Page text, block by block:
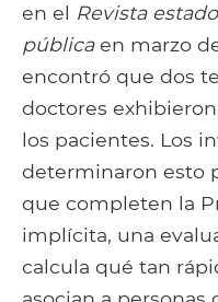
en el Revista
públicaen marzo
encontró que dos
doctores
los pacientes. Los
determinaron esto
que completen la
implícita, una
calcula qué tan